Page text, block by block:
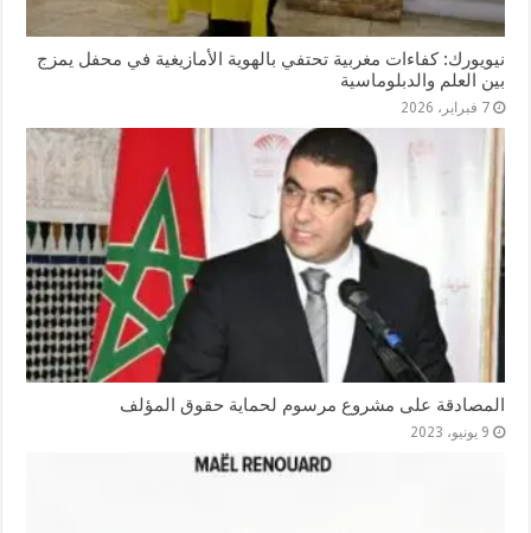
نيويورك: كفاءات مغربية تحتفي بالهوية الأمازيغية في محفل يمزج
بين العلم والدبلوماسية
7 فبراير، 2026
المصادقة على مشروع مرسوم لحماية حقوق المؤلف
9 يونيو، 2023